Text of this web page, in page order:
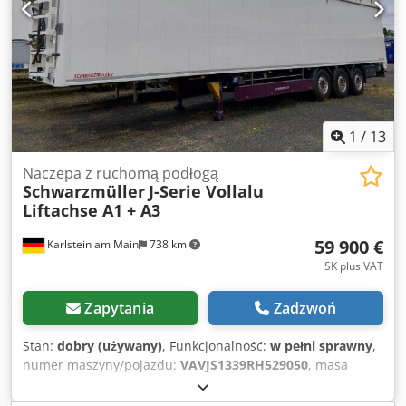
1 / 13
Karlstein am Main 738 km
Naczepa z ruchomą podłogą
Schwarzmüller J-Serie Vollalu
Liftachse A1 + A3
59 900 €
SK plus VAT
Zapytania Zadzwoń
Stan: dobry (używany), Funkcjonalność: w pełni sprawny,
numer maszyny/pojazdu: VAVJS1339RH529050, masa
, maksymalna waga ładunku: